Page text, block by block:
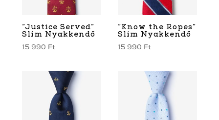
“Justice Served”
Slim Nyakkendő
15 990 Ft
“Know the Ropes”
Slim Nyakkendő
15 990 Ft